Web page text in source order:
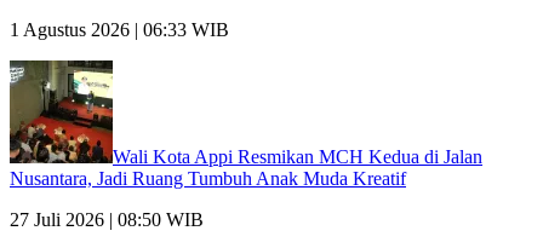
1 Agustus 2026 | 06:33 WIB
Wali Kota Appi Resmikan MCH Kedua di Jalan
Nusantara, Jadi Ruang Tumbuh Anak Muda Kreatif
27 Juli 2026 | 08:50 WIB